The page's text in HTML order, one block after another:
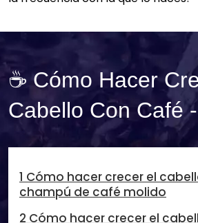
☕ Cómo Hacer
Cabello Con Café
1 Cómo hacer crecer el
champú de café molido
2 Cómo hacer crecer el